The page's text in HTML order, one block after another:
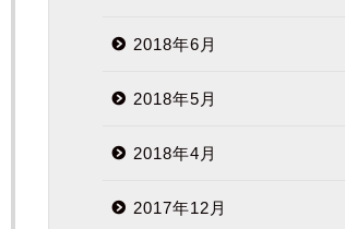
2018年6月
2018年5月
2018年4月
2017年12月